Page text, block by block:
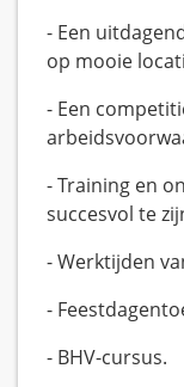
- Een
op mooie
- Een
- Training en
succesvol te
- Werktijden
-
- BHV-cursus.